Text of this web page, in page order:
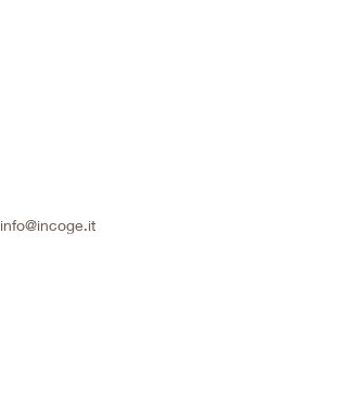
info@incoge.it